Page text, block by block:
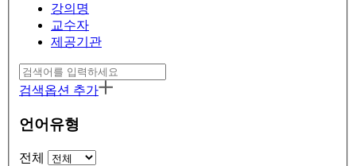
강의명
교수자
제공기관
검색옵션 추가
언어유형
전체